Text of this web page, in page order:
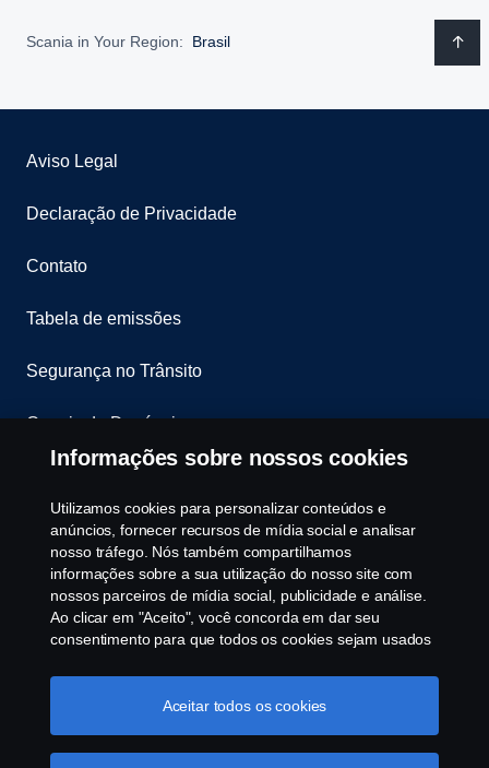
Scania in Your Region: Brasil
Aviso Legal
Declaração de Privacidade
Contato
Tabela de emissões
Segurança no Trânsito
Canais de Denúncia
Programa de Rotulagem Veicular
Política de Cookies
Configurações de cookies
Informações sobre nossos cookies
Utilizamos cookies para personalizar conteúdos e
anúncios, fornecer recursos de mídia social e analisar
nosso tráfego. Nós também compartilhamos
informações sobre a sua utilização do nosso site com
nossos parceiros de mídia social, publicidade e análise.
Ao clicar em "Aceito", você concorda em dar seu
consentimento para que todos os cookies sejam usados
gerenciar a utilização dos cookies clicando em
"Configurações de cookies" e selecionando as
Aceitar todos os cookies